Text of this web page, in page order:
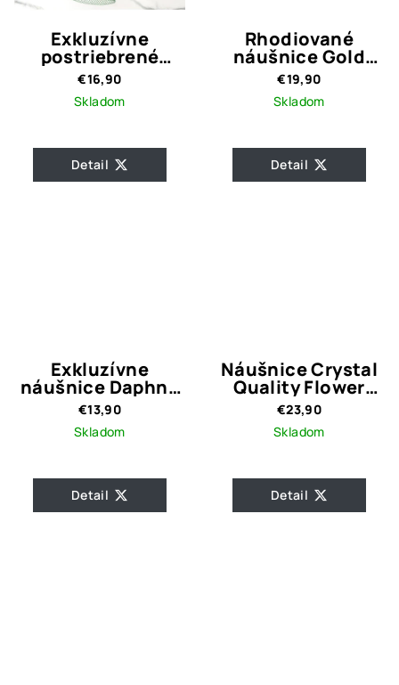
Exkluzívne
postriebrené
náušnice kruhy
Lara Silver
€16,90
Skladom
Detail
Rhodiované
náušnice Gold
Bow
€19,90
Skladom
Detail
Exkluzívne
náušnice Daphne
Silver
€13,90
Skladom
Detail
Náušnice Crystal
Quality Flower
with Pearl Red
€23,90
Skladom
Detail